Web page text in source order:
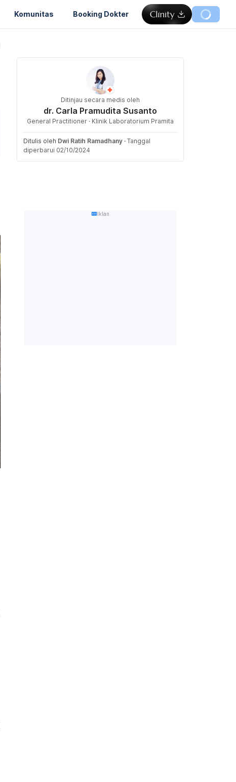
Komunitas Booking Dokter
Ditinjau secara medis oleh
dr. Carla Pramudita Susanto
General Practitioner · Klinik Laboratorium Pramita
Ditulis oleh Dwi Ratih Ramadhany · Tanggal
diperbarui 02/10/2024
Iklan